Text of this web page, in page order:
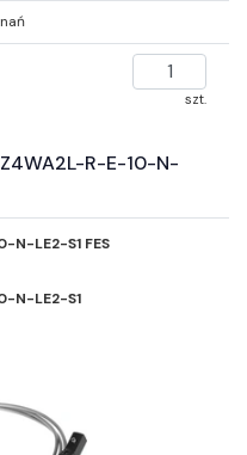
szt.
Z4WA2L-R-E-10-N-
N-LE2-S1 FES
N-LE2-S1